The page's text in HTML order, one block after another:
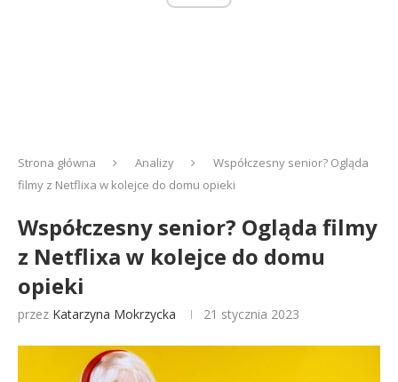
Strona główna Analizy
Współczesny senior? Ogląda
filmy z Netflixa w kolejce do domu opieki
Współczesny senior? Ogląda filmy
z Netflixa w kolejce do domu
opieki
przez Katarzyna Mokrzycka 21 stycznia 2023